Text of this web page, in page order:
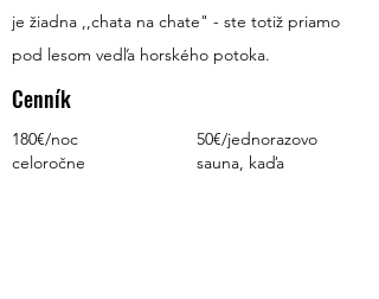
je žiadna ,,chata na chate" - ste totiž priamo
pod lesom vedľa horského potoka.
Cenník
180€/noc
celoročne
50€/jednorazovo
sauna, kaďa